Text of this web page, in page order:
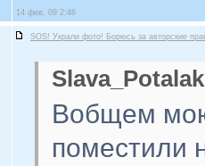
14 фев, 09 2:46
SOS! Украли фото! Борюсь за авторские
Вобщем
поместили